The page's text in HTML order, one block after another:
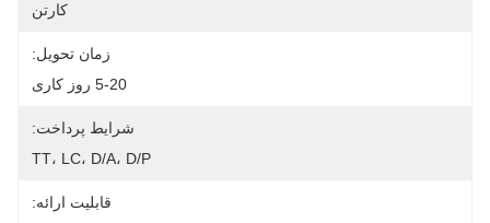
کارتن
زمان تحویل:
5-20 روز کاری
شرایط پرداخت:
TT، LC، D/A، D/P
قابلیت ارائه: